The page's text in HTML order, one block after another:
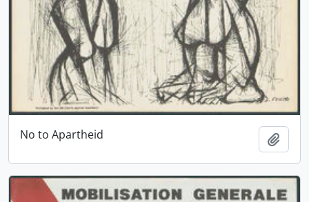
No to Apartheid